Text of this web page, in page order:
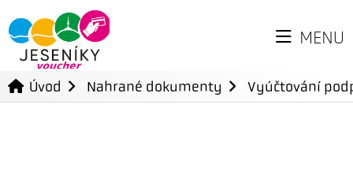
MENU
Úvod Nahrané dokumenty Vyúčtování